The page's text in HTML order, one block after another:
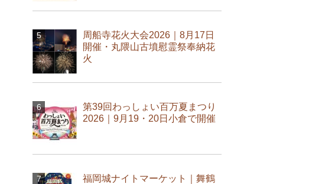
周船寺花火大会2026｜8月17日
開催・丸隈山古墳慰霊祭奉納花
火
第39回わっしょい百万夏まつり
2026｜9月19・20日小倉で開催
福岡城ナイトマーケット｜舞鶴